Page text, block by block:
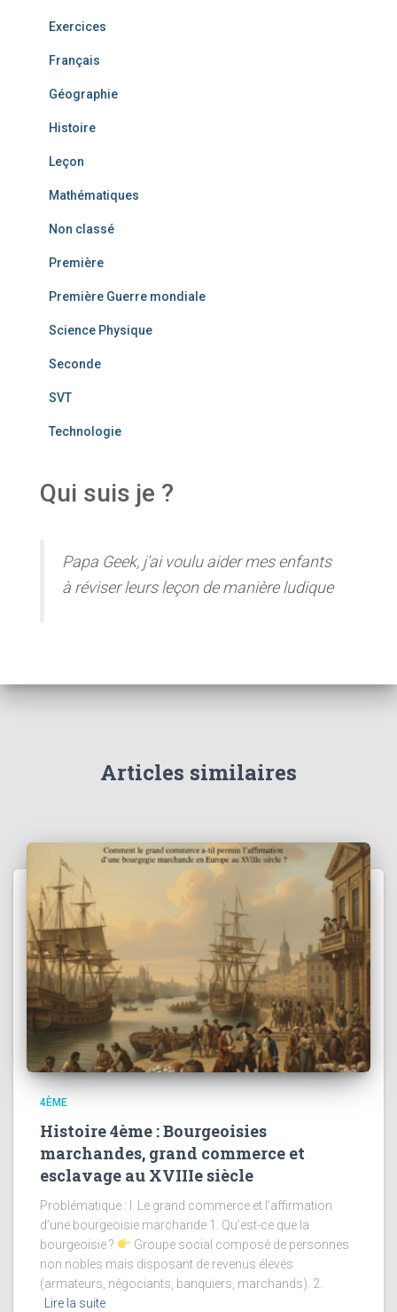
Exercices
Français
Géographie
Histoire
Leçon
Mathématiques
Non classé
Première
Première Guerre mondiale
Science Physique
Seconde
SVT
Technologie
Qui suis je ?
Papa Geek, j'ai voulu aider mes enfants
à réviser leurs leçon de manière ludique
Articles similaires
4ÈME
Histoire 4ème : Bourgeoisies
marchandes, grand commerce et
esclavage au XVIIIe siècle
Problématique : I. Le grand commerce et l’affirmation
d’une bourgeoisie marchande 1. Qu’est-ce que la
bourgeoisie ?
Groupe social composé de personnes
non nobles mais disposant de revenus élevés
(armateurs, négociants, banquiers, marchands). 2.
Lire la suite